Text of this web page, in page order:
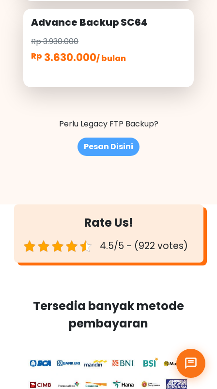
Advance Backup SC64
Rp 3.930.000
Rp 3.630.000/ bulan
Perlu Legacy FTP Backup?
Pesan Disini
Rate Us!
4.5/5 - (922 votes)
Tersedia banyak metode
pembayaran